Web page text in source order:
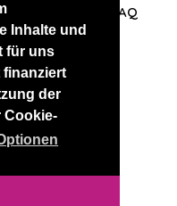
Inhalte und
für uns
der
Cookie-
FAQ
RussianKisses